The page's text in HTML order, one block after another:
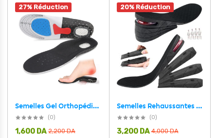
27% Réduction
Semelles Gel Orthopédique pour amorti Les chocs et soulage Les épines calcanéennes
(0)
2,200DA
1,600 DA
20% Réduction
Semelles Rehaussantes 4 Couches Réglables Unisexe – نعل لزيادة الطول بـ 4 طبقات قابلة للتعديل
(0)
4,000DA
3,200 DA